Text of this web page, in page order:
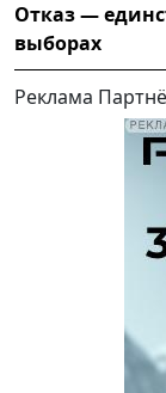
Отказ —
выборах
Реклама